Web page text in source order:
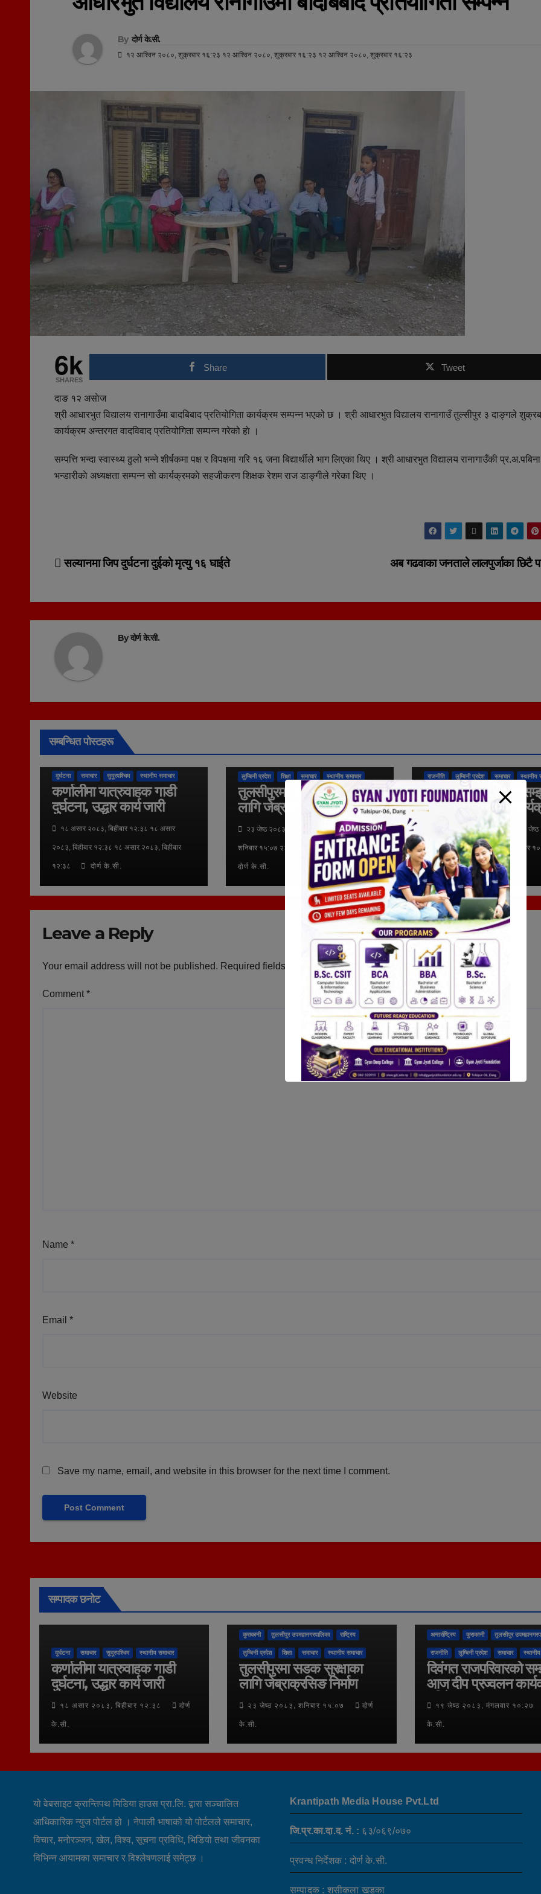
By दोर्ण के.सी.
१२ आश्विन २०८०, शुक्रबार १६:२३ १२ आश्विन २०८०, शुक्रबार १६:२३ १२ आश्विन २०८०, शुक्रबार १६:२३
6k
SHARES
Share Tweet
दाङ १२ असाेज
श्री आधारभुत विद्यालय रानागाउँमा बादबिबाद प्रतियोगिता कार्यक्रम सम्पन्न भएको छ । श्री आधारभुत विद्यालय रानागाउँ तुल्सीपुर ३ दाङ्गले
कार्यक्रम अन्तरगत वादविवाद प्रतियोगिता सम्पन्न गरेको हाे ।
सम्पत्ति भन्दा स्वास्थ्य ठुलो भन्ने शीर्षकमा पक्ष र विपक्षमा गरि १६ जना बिद्यार्थीले भाग लिएका थिए । श्री आधारभुत विद्यालय रानागाउँकी प्र.अ.पबिना
भन्डारीकाे अध्यक्षता सम्पन्न साे कार्यक्रमकाे सहजीकरण शिक्षक रेशम राज डाङ्गीले गरेका थिए ।
Post
अब गढवाका जनताले लालपुर्जाका छिटै
सल्यानमा जिप दुर्घटना दुईकाे मृत्युु १६ घाईते
Byदोर्ण के.सी.
सम्बन्धित पोस्टहरू
दुर्घटना समाचार सुदूरपश्चिम स्थानीय समाचार
कर्णालीमा यात्रुवाहक गाडी
दुर्घटना, उद्धार कार्य जारी
१८ असार २०८३, बिहीबार १२:३८ १८ असार
२०८३, बिहीबार १२:३८ १८ असार २०८३, बिहीबार
१२:३८ दोर्ण के.सी.
लुम्बिनी प्रदेश शिक्षा समाचार स्थानीय समाचार
तुलसीपुरमा सडक सुरक्षाका
लागि जेब्राक्रसिङ निर्माण
२३ जेष्ठ २०८३, शनिबार १५:०७ २३ जेष्ठ २०८३,
शनिबार १५:०७ २३ जेष्ठ २०८३, शनिबार १५:०७
दोर्ण के.सी.
राजनीति लुम्बिनी प्रदेश समाचार स्थानीय
दिवंगत राजपरिवारको
आज दीप प्रज्वलन
१९ जेष्ठ २०८३, मंगलवार १०:२७ १९
मंगलवार १०:२७ १९ जेष्ठ २०८३, मंगलवार
दोर्ण के.सी.
Leave a Reply
Your email address will not be published. Required fields are marked*
Comment *
Name *
Email *
Website
Save my name, email, and website in this browser for the next time I comment.
सम्पादक छनोट
दुर्घटना समाचार सुदूरपश्चिम स्थानीय समाचार
कर्णालीमा यात्रुवाहक गाडी
दुर्घटना, उद्धार कार्य जारी
१८ असार २०८३, बिहीबार १२:३८ दोर्ण
के.सी.
कुराकानी तुलसीपुर उपमहानगरपालिका राष्ट्रिय
लुम्बिनी प्रदेश शिक्षा समाचार स्थानीय समाचार
तुलसीपुरमा सडक सुरक्षाका
लागि जेब्राक्रसिङ निर्माण
२३ जेष्ठ २०८३, शनिबार १५:०७ दोर्ण
के.सी.
अन्तर्राष्ट्रिय कुराकानी तुलसीपुर
राजनीति लुम्बिनी प्रदेश समाचार
दिवंगत राजपरिवारको
आज दीप प्रज्वलन
गरिने
१९ जेष्ठ २०८३, मंगलवार १०:२७
के.सी.
यो वेबसाइट क्रान्तिपथ मिडिया हाउस प्रा.लि. द्वारा सञ्चालित
आधिकारिक न्युज पोर्टल हो । नेपाली भाषाको यो पोर्टलले समाचार,
विचार, मनोरञ्जन, खेल, विश्व, सूचना प्रविधि, भिडियो तथा जीवनका
विभिन्न आयामका समाचार र विश्लेषणलाई समेट्छ ।
Krantipath Media House Pvt.Ltd
जि.प्र.का.दा.द. नं. : ६३/०६९/०७०
प्रवन्ध निर्देशक : दोर्ण के.सी.
सम्पादक : शसीकला खडका